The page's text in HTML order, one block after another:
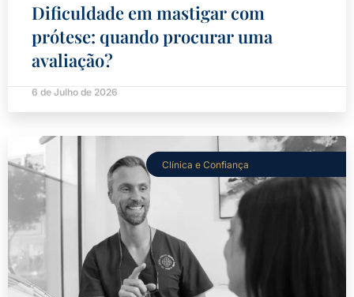
Dificuldade em mastigar com
prótese: quando procurar uma
avaliação?
6 de Julho de 2026
Clínica e Confiança